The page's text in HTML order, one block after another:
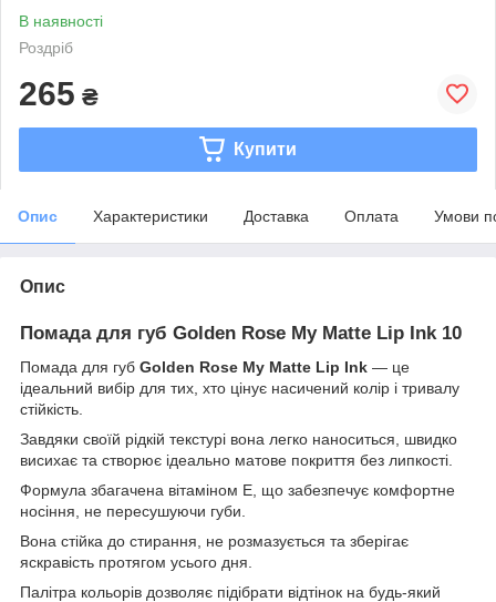
В наявності
Роздріб
265 ₴
Купити
Опис Характеристики Доставка Оплата Умови
Опис
Помада для губ Golden Rose My Matte Lip Ink 10
Помада для губ Golden Rose My Matte Lip Ink — це
ідеальний вибір для тих, хто цінує насичений колір і тривалу
стійкість.
Завдяки своїй рідкій текстурі вона легко наноситься, швидко
висихає та створює ідеально матове покриття без липкості.
Формула збагачена вітаміном Е, що забезпечує комфортне
носіння, не пересушуючи губи.
Вона стійка до стирання, не розмазується та зберігає
яскравість протягом усього дня.
Палітра кольорів дозволяє підібрати відтінок на будь-який